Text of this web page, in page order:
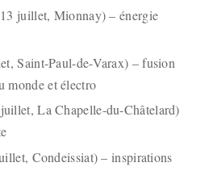
juillet, Mionnay) – énergie
Saint-Paul-de-Varax) – fusion
monde et électro
La Chapelle-du-Châtelard)
Condeissiat) – inspirations